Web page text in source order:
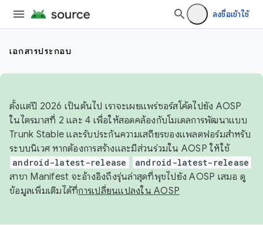
ลงชื่อเข้าใช้
เอกสารประกอบ
ตั้งแต่ปี 2026 เป็นต้นไป เราจะเผยแพร่ซอร์สโค้ดไปยัง AOSP
ในไตรมาสที่ 2 และ 4 เพื่อให้สอดคล้องกับโมเดลการพัฒนาแบบ
Trunk Stable และรับประกันความเสถียรของแพลตฟอร์มสำหรับ
ระบบนิเวศ หากต้องการสร้างและมีส่วนร่วมใน AOSP ให้ใช้
android-latest-release android-latest-release
สาขา Manifest จะอ้างอิงถึงรุ่นล่าสุดที่พุชไปยัง AOSP เสมอ ดู
ข้อมูลเพิ่มเติมได้ที่การเปลี่ยนแปลงใน AOSP